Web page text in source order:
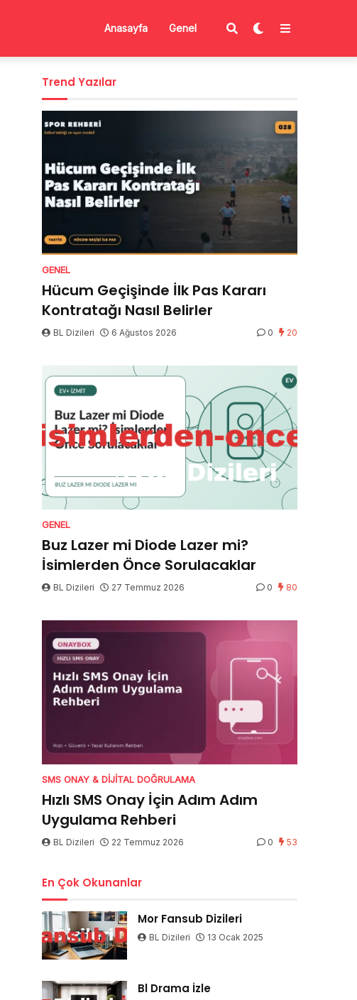
Anasayfa Genel
Trend Yazılar
GENEL
Hücum Geçişinde İlk Pas Kararı
Kontratağı Nasıl Belirler
BL Dizileri 6 Ağustos 2026 0 20
GENEL
Buz Lazer mi Diode Lazer mi?
İsimlerden Önce Sorulacaklar
BL Dizileri 27 Temmuz 2026 0 80
SMS ONAY & DIJITAL DOĞRULAMA
Hızlı SMS Onay İçin Adım Adım
Uygulama Rehberi
BL Dizileri 22 Temmuz 2026 0 53
En Çok Okunanlar
Mor Fansub Dizileri
BL Dizileri 13 Ocak 2025
Bl Drama İzle